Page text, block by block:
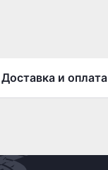
Доставка и оплата